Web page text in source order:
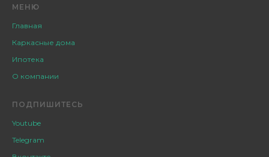
МЕНЮ
Главная
Каркасные дома
Ипотека
О компании
ПОДПИШИТЕСЬ
Youtube
Telegram